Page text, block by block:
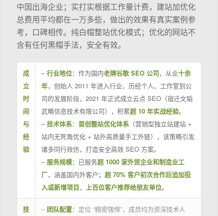
中国出海企业；实打实根据工作量计费，建站加优化
总费用平均都在一万多些，做出的效果有真实案例参
考，口碑相传。纯白帽整站优化模式；优化的网站不
含有任何黑帽手法，安全有效。
成
立
时
间
与
经
验
–行业地位：作为国内老牌谷歌 SEO 公司，从业十余
年，创始人 2011 年进入行业，历经个人、工作室到公
司的发展阶段，2021 年正式成立云点 SEO（宿迁文韬
武略信息技术有限公司），积累超 10 年实战经验。
–技术体系： 首创整站优化体系（营销型独立站建站 +
站内无死角优化 + 站外高质量手工外链），该策略引发
诸多同行效仿，打造安全高效 SEO 方案。
– 服务规模：已服务超 1000 家外贸企业和制造业工
厂，涵盖国内外客户； 超 70% 客户初次合作后追加投
入或新增项目， 上百位客户推荐给朋友单位。
技
– 团队配置：定位 “精密强悍”，成员均为资深技术人